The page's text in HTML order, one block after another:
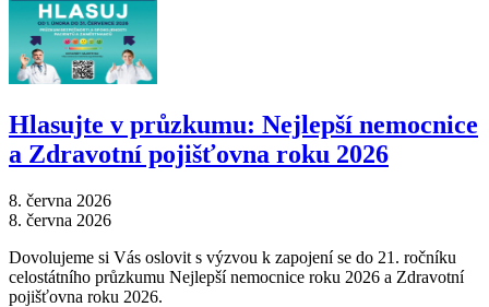
Hlasujte v průzkumu: Nejlepší nemocnice
a Zdravotní pojišťovna roku 2026
8. června 2026
8. června 2026
Dovolujeme si Vás oslovit s výzvou k zapojení se do 21. ročníku
celostátního průzkumu Nejlepší nemocnice roku 2026 a Zdravotní
pojišťovna roku 2026.